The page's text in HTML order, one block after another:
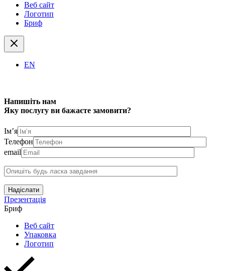
Веб сайт
Логотип
Бриф
EN
Напишіть нам
Яку послугу ви бажаєте замовити?
Ім’я
Телефон
email
Надіслати
Презентація
Бриф
Веб сайт
Упаковка
Логотип